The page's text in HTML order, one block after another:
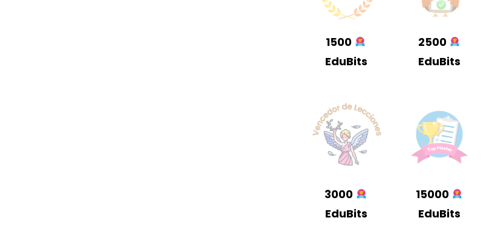
1500
EduBits
2500
EduBits
3000
EduBits
15000
EduBits